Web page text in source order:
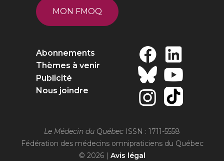
MON FMOQ
Abonnements
Thèmes à venir
Publicité
Nous joindre
Le Médecin du Québec ISSN : 1711-5558
Fédération des médecins omnipraticiens du Québec
© 2026 | Avis légal